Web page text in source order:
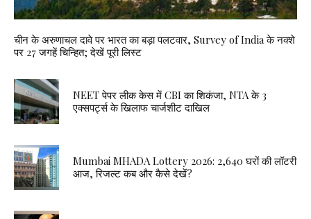
चीन के अरुणाचल दावे पर भारत का बड़ा पलटवार, Survey of India के नक्शे
पर 27 जगहें चिन्हित; देखें पूरी लिस्ट
NEET पेपर लीक केस में CBI का शिकंजा, NTA के 3
एक्सपर्ट्स के खिलाफ चार्जशीट दाखिल
Mumbai MHADA Lottery 2026: 2,640 घरों की लॉटरी
आज, रिजल्ट कब और कैसे देखें?